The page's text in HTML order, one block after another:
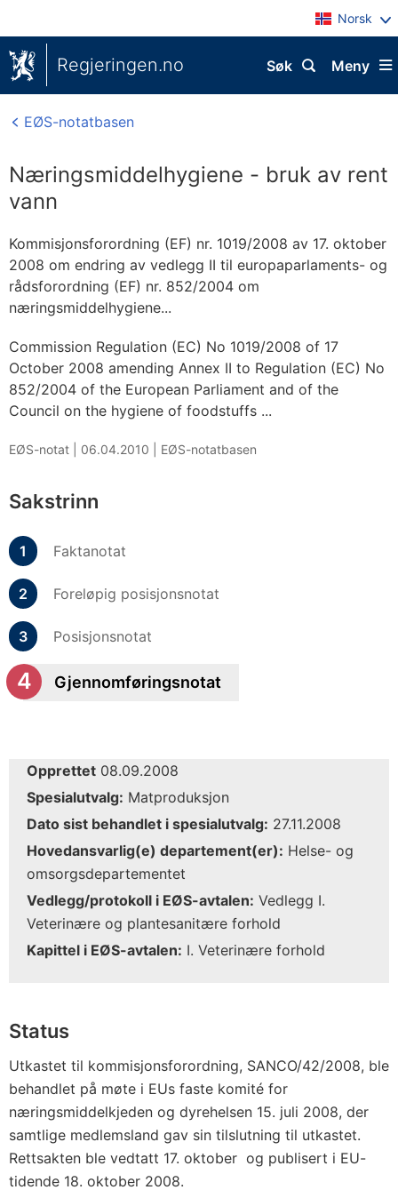
Norsk
Regjeringen.no Meny
Søk
EØS-notatbasen
Næringsmiddelhygiene - bruk av rent
vann
Kommisjonsforordning (EF) nr. 1019/2008 av 17. oktober
2008 om endring av vedlegg II til europaparlaments- og
rådsforordning (EF) nr. 852/2004 om
næringsmiddelhygiene...
Commission Regulation (EC) No 1019/2008 of 17
October 2008 amending Annex II to Regulation (EC) No
852/2004 of the European Parliament and of the
Council on the hygiene of foodstuffs ...
EØS-notat | 06.04.2010 EØS-notatbasen
Sakstrinn
Faktanotat
Foreløpig posisjonsnotat
Posisjonsnotat
Gjennomføringsnotat
Opprettet 08.09.2008
Spesialutvalg: Matproduksjon
Dato sist behandlet i spesialutvalg: 27.11.2008
Hovedansvarlig(e) departement(er): Helse- og
omsorgsdepartementet
Vedlegg/protokoll i EØS-avtalen: Vedlegg I.
Veterinære og plantesanitære forhold
Kapittel i EØS-avtalen: I. Veterinære forhold
Status
Utkastet til kommisjonsforordning, SANCO/42/2008, ble
behandlet på møte i EUs faste komité for
næringsmiddelkjeden og dyrehelsen 15. juli 2008, der
samtlige medlemsland gav sin tilslutning til utkastet.
Rettsakten ble vedtatt 17. oktober og publisert i EU-
tidende 18. oktober 2008.